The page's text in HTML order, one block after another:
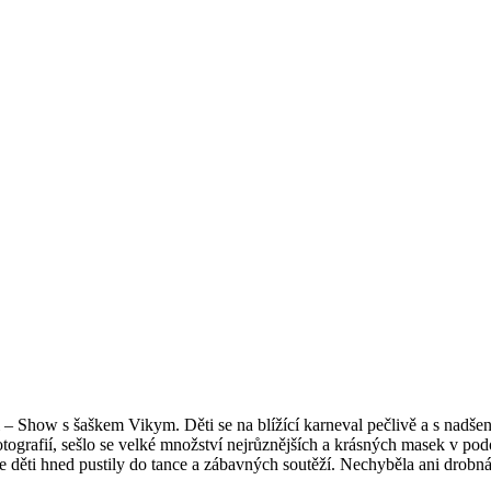
Show s šaškem Vikym. Děti se na blížící karneval pečlivě a s
sešlo se velké množství nejrůznějších a krásných masek v
hned pustily do tance a zábavných soutěží. Nechyběla ani